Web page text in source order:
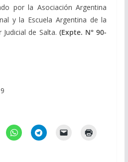
por la Asociación Argentina
y la Escuela Argentina de la
de Salta. (Expte. N° 90-